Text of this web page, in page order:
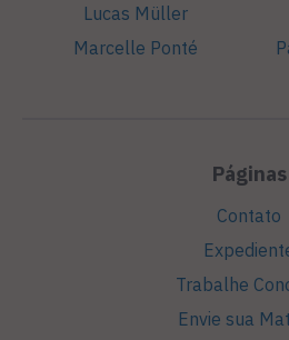
Lucas Müller
Marcelle Ponté
Páginas
Contato
Trabalhe
Envie sua